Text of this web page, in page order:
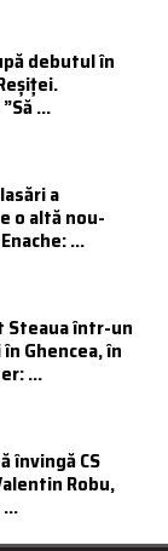
debutul în
...
a
o altă nou-
...
Steaua într-un
Ghencea, în
...
învingă CS
Robu,